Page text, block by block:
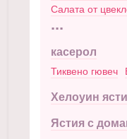
Салата от
...
касерол
Тиквено гювеч
Хелоуин
Ястия с